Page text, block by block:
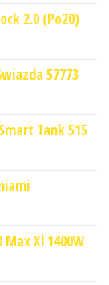
2.0 (Po20)
57773
Tank 515
Xl 1400W